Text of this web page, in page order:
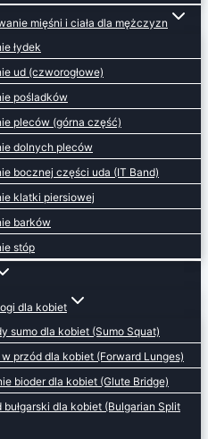
mięśni i ciała dla mężczyzn
łydek
ud (czworogłowe)
pośladków
pleców (górna część)
dolnych pleców
bocznej części uda (IT Band)
klatki piersiowej
barków
stóp
dla kobiet
sumo dla kobiet (Sumo Squat)
przód dla kobiet (Forward Lunges)
bioder dla kobiet (Glute Bridge)
bułgarski dla kobiet (Bulgarian Split